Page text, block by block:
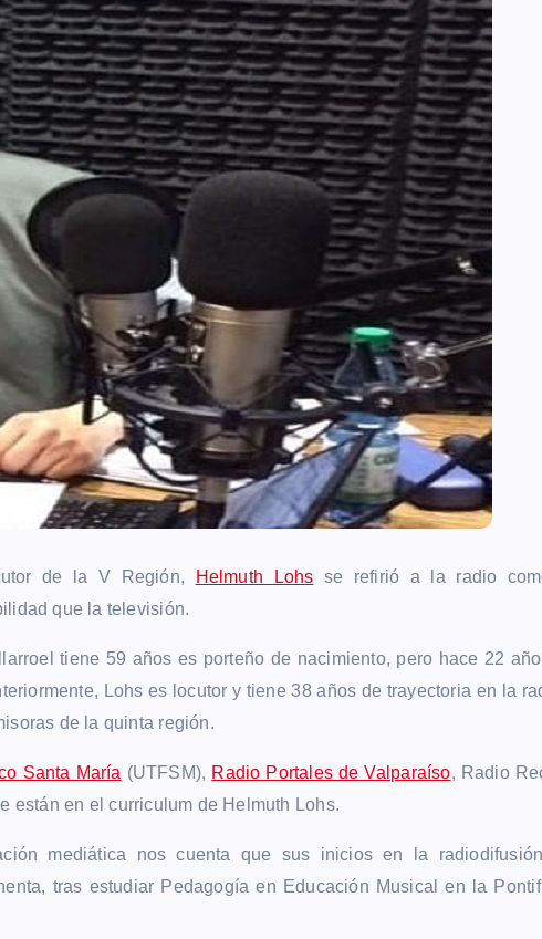
de la V Región, Helmuth Lohs se refirió a la radio
que la televisión.
tiene 59 años es porteño de nacimiento, pero hace 22
Lohs es locutor y tiene 38 años de trayectoria en la
de la quinta región.
Santa María (UTFSM), Radio Portales de Valparaíso, Radio
están en el curriculum de Helmuth Lohs.
mediática nos cuenta que sus inicios en la
tras estudiar Pedagogía en Educación Musical en la